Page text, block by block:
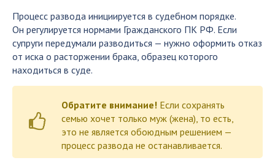
Процесс развода инициируется в судебном порядке.
Он регулируется нормами Гражданского ПК РФ. Если
супруги передумали разводиться — нужно оформить отказ
от иска о расторжении брака, образец которого
находиться в суде.
Обратите внимание! Если сохранять
семью хочет только муж (жена), то есть,
это не является обоюдным решением —
процесс развода не останавливается.